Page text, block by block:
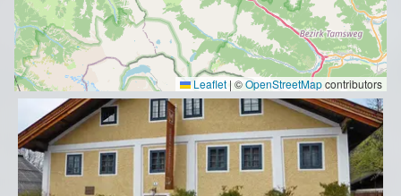
Leaflet | ©OpenStreetMapcontributors